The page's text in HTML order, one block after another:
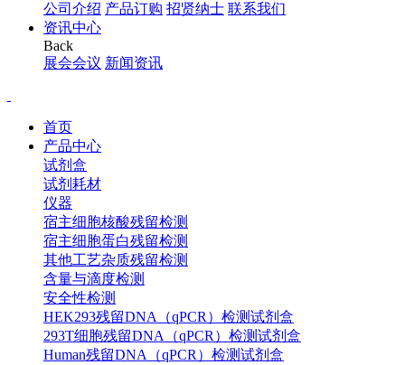
公司介绍 产品订购 招贤纳士 联系我们
资讯中心
Back
展会会议 新闻资讯
首页
产品中心
试剂盒
试剂耗材
仪器
宿主细胞核酸残留检测
宿主细胞蛋白残留检测
其他工艺杂质残留检测
含量与滴度检测
安全性检测
HEK293残留DNA（qPCR）检测试剂盒
293T细胞残留DNA（qPCR）检测试剂盒
Human残留DNA（qPCR）检测试剂盒